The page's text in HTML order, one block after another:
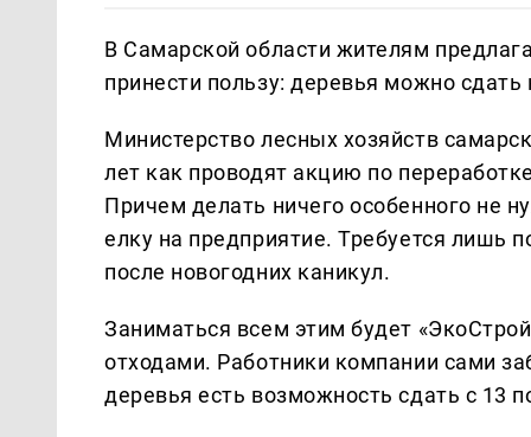
В Самарской области жителям
принести пользу: деревья можно сдать
Министерство лесных хозяйств
лет как проводят акцию по
Причем делать ничего особенного не
елку на предприятие. Требуется лишь
после новогодних каникул.
Заниматься всем этим будет
отходами. Работники компании сами
деревья есть возможность сдать с 13